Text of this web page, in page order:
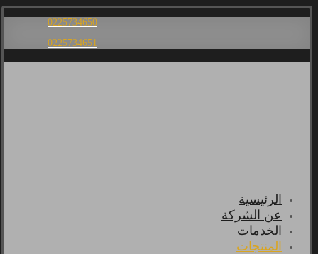
0225734650
0225734651
الرئيسية
عن الشركة
الخدمات
المنتجات